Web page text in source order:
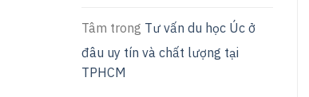
Tâm trong Tư vấn du học Úc ở
đâu uy tín và chất lượng tại
TPHCM